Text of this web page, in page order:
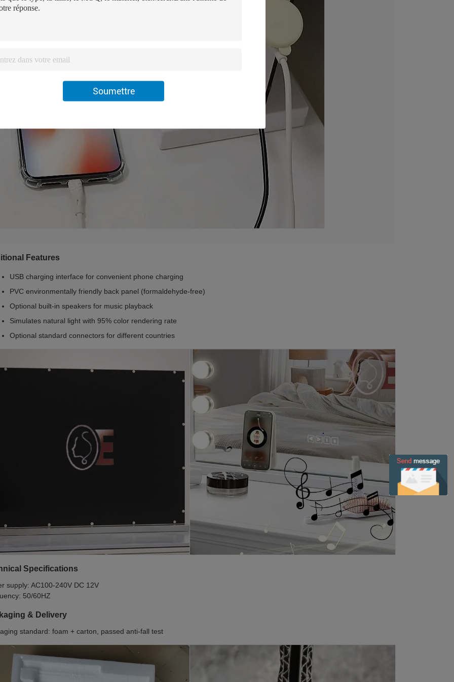
Features
USB charging interface for convenient phone charging
PVC environmentally friendly back panel (formaldehyde-free)
Optional built-in speakers for music playback
Simulates natural light with 95% color rendering rate
Optional standard connectors for different countries
Specifications
supply: AC100-240V DC 12V
50/60HZ
& Delivery
standard: foam + carton, passed anti-fall test
Soumettre